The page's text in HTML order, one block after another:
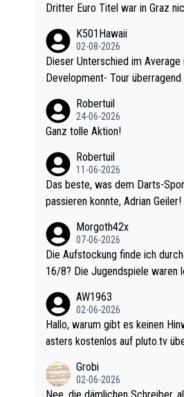
Dritter Euro Titel war in Graz
K501Hawaii
02-08-2026
Dieser Unterschied im Average ist echt
Development- Tour überragend
e mal 40+ erst recht. Da gewinnst keinen Blumentopf - ist ja n
och krasser wie ein Pokalspiel eines Kreisligisten vs einem Bu
Robertuil
24-06-2026
Ganz tolle Aktion!
Robertuil
11-06-2026
Das beste, was dem Darts-
passieren konnte, Adrian
Morgoth42x
07-06-2026
Die Aufstockung finde ich
16/8? Die Jugendspiele waren letztes Jahr durchaus sehr kur
l. Allerdings ist Mitchell Lawrie als Nummer 1 der Welt eh quali
fiziert. Somit ändert die
eisters erstmal nichts. Ich denke sie wollen damit für nächste
d wohl wenig WDF Turniere
etztes Jahr der Fall. Er musste
AW1963
02-06-2026
Hallo, warum gibt es keinen Hinweis, dass die Nordic Darts M
asters kostenlos auf pluto.tv
Grobi
02-06-2026